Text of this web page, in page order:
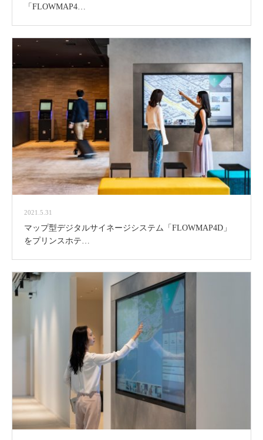
「FLOWMAP4…
2021.5.31
マップ型デジタルサイネージシステム「FLOWMAP4D」
をプリンスホテ…